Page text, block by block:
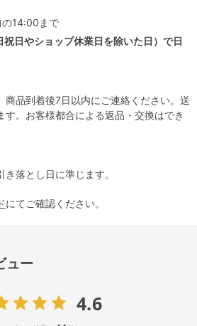
の14:00まで
日やショップ休業日を除いた日）で日
商品到着後7日以内にご連絡ください。送
す。お客様都合による返品・交換はでき
落とし日に準じます。
にてご確認ください。
ュー
4.6